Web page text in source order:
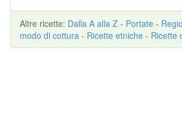
Altre ricette: Dalla A alla Z - Portate -
modo di cottura - Ricette etniche - Ricette